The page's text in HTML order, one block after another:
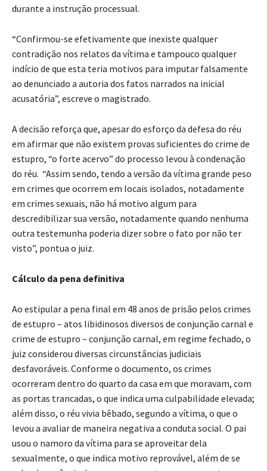
durante a instrução processual.
“Confirmou-se efetivamente que inexiste qualquer
contradição nos relatos da vítima e tampouco qualquer
indício de que esta teria motivos para imputar falsamente
ao denunciado a autoria dos fatos narrados na inicial
acusatória”, escreve o magistrado.
A decisão reforça que, apesar do esforço da defesa do réu
em afirmar que não existem provas suficientes do crime de
estupro, “o forte acervo” do processo levou à condenação
do réu. “Assim sendo, tendo a versão da vítima grande peso
em crimes que ocorrem em locais isolados, notadamente
em crimes sexuais, não há motivo algum para
descredibilizar sua versão, notadamente quando nenhuma
outra testemunha poderia dizer sobre o fato por não ter
visto”, pontua o juiz.
Cálculo da pena definitiva
Ao estipular a pena final em 48 anos de prisão pelos crimes
de estupro – atos libidinosos diversos de conjunção carnal e
crime de estupro – conjunção carnal, em regime fechado, o
juiz considerou diversas circunstâncias judiciais
desfavoráveis. Conforme o documento, os crimes
ocorreram dentro do quarto da casa em que moravam, com
as portas trancadas, o que indica uma culpabilidade elevada;
além disso, o réu vivia bêbado, segundo a vítima, o que o
levou a avaliar de maneira negativa a conduta social. O pai
usou o namoro da vítima para se aproveitar dela
sexualmente, o que indica motivo reprovável, além de se